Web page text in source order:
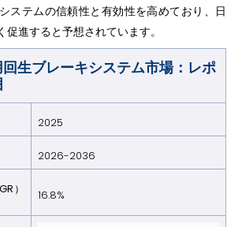
ステムの信頼性と有効性を高めており、日
進すると予想されています。
生ブレーキシステム市場：レポ
2025
2026-2036
）
16.8%